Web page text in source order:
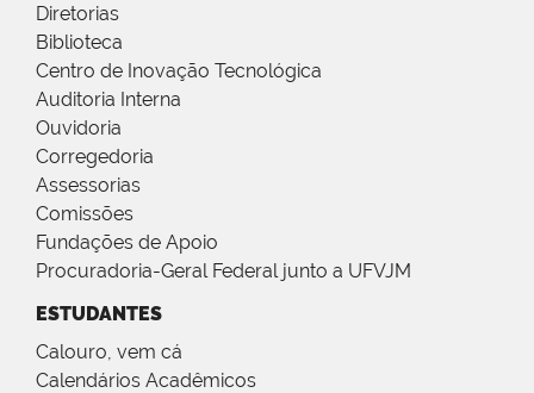
Diretorias
Biblioteca
Centro de Inovação Tecnológica
Auditoria Interna
Ouvidoria
Corregedoria
Assessorias
Comissões
Fundações de Apoio
Procuradoria-Geral Federal junto a UFVJM
ESTUDANTES
Calouro, vem cá
Calendários Acadêmicos